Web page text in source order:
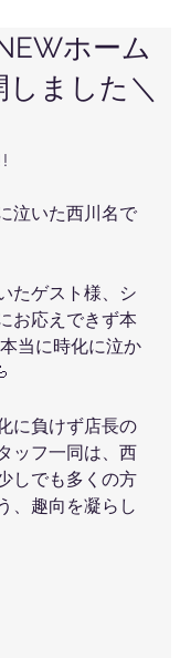
ホーム
ました＼
泣いた西川名で
たゲスト様、シ
お応えできず本
当に時化に泣か
に負けず店長の
ッフ一同は、西
しでも多くの方
、趣向を凝らし